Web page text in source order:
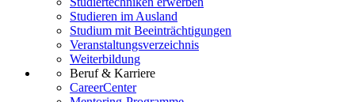
Studieren im Ausland
Studium mit Beeinträchtigungen
Veranstaltungsverzeichnis
Weiterbildung
Beruf & Karriere
CareerCenter